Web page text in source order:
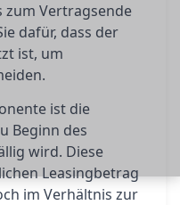
zum Vertragsende
dafür, dass der
ist, um
ist die
Beginn des
wird. Diese
Leasingbetrag
im Verhältnis zur